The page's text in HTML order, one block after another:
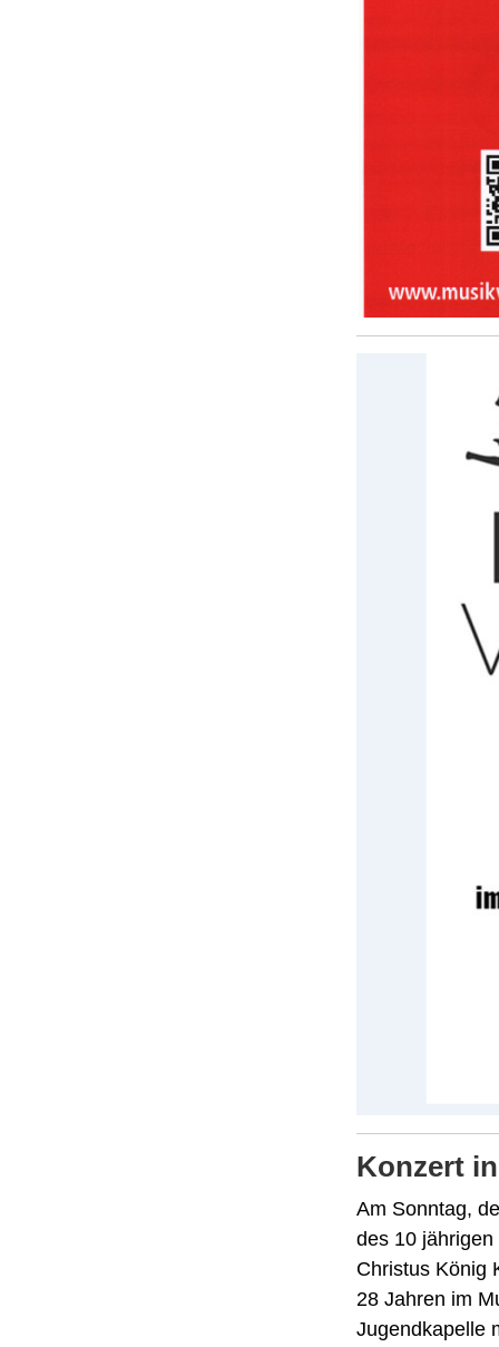
Konzert
Am Sonntag,
des 10
Christus König
28 Jahren im
Jugendkapelle